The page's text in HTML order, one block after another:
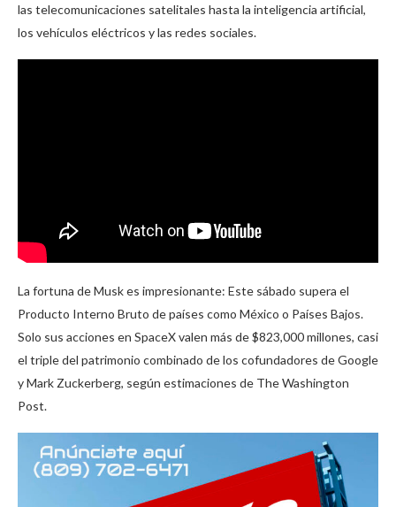
las telecomunicaciones satelitales hasta la inteligencia artificial,
los vehículos eléctricos y las redes sociales.
La fortuna de Musk es impresionante: Este sábado supera el
Producto Interno Bruto de países como México o Países Bajos.
Solo sus acciones en SpaceX valen más de $823,000 millones, casi
el triple del patrimonio combinado de los cofundadores de Google
y Mark Zuckerberg, según estimaciones de The Washington
Post.